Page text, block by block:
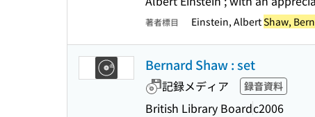
著者標目 Einstein, AlbertShaw,
Bernard Shaw : set
記録メディア 録音資料
British Library Boardc2006